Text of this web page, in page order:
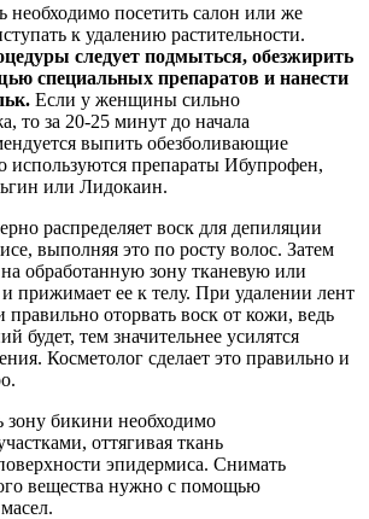
необходимо посетить салон или же
к удалению растительности.
следует подмыться, обезжирить
специальных препаратов и нанести
Если у женщины сильно
то за 20-25 минут до начала
выпить обезболивающие
используются препараты Ибупрофен,
или Лидокаин.
распределяет воск для депиляции
выполняя это по росту волос. Затем
обработанную зону тканевую или
прижимает ее к телу. При удалении лент
правильно оторвать воск от кожи, ведь
будет, тем значительнее усилятся
Косметолог сделает это правильно и
зону бикини необходимо
оттягивая ткань
эпидермиса. Снимать
вещества нужно с помощью